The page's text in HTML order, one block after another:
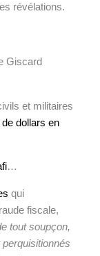
révélations.
Giscard
et militaires
dollars en
…
qui
fiscale,
tout soupçon,